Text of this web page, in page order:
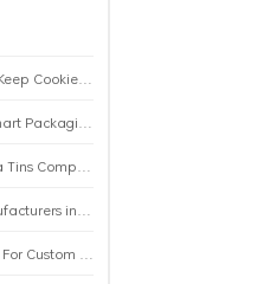
Guide for Biscuit Brands
Trends Shaping 2026
Guide for Tea Brands
A Buyer’s Comparison
Printing & Packaging Explained